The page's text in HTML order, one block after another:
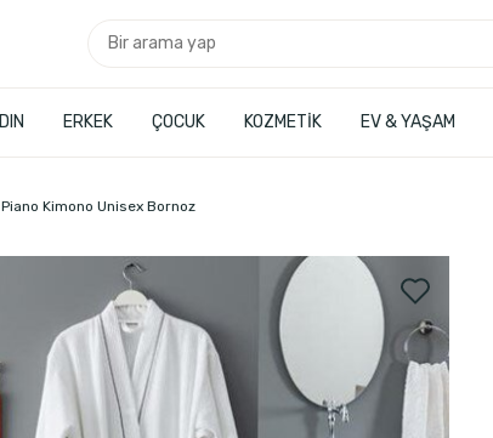
ERKEK ÇOCUK KOZMETİK EV & YAŞAM
Piano Kimono Unisex Bornoz